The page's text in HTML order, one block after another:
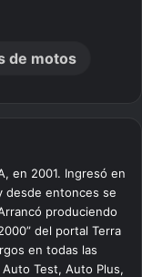
de motos
en 2001. Ingresó en
desde entonces se
produciendo
del portal Terra
en todas las
Test, Auto Plus,